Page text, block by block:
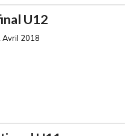
U12
Avril 2018